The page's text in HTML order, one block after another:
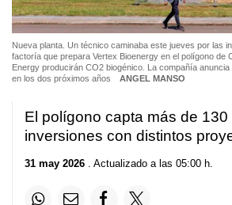
Nueva planta. Un técnico caminaba este jueves por las
factoría que prepara Vertex Bioenergy en el polígono de
Energy producirán CO2 biogénico. La compañía
en los dos próximos años
ANGEL MANSO
El polígono capta más de 130
inversiones con distintos
31 may 2026 . Actualizado a las 05:00 h.